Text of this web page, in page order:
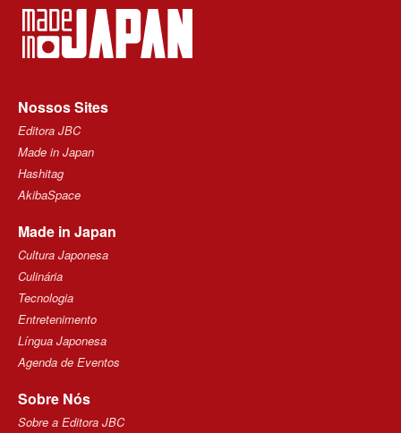
Nossos Sites
Editora JBC
Made in Japan
Hashitag
AkibaSpace
Made in Japan
Cultura Japonesa
Culinária
Tecnologia
Entretenimento
Língua Japonesa
Agenda de Eventos
Sobre Nós
Sobre a Editora JBC